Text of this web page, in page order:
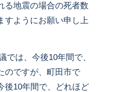
る地震の場合の死者数
すようにお願い申し上
では、今後10年間で、
のですが、町田市で
後10年間で、どれほど